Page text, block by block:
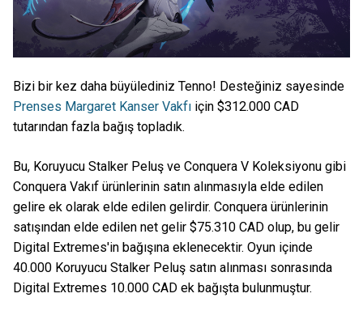
Bizi bir kez daha büyülediniz Tenno! Desteğiniz sayesinde
Prenses Margaret Kanser Vakfı için $312.000 CAD
tutarından fazla bağış topladık.
Bu, Koruyucu Stalker Peluş ve Conquera V Koleksiyonu gibi
Conquera Vakıf ürünlerinin satın alınmasıyla elde edilen
gelire ek olarak elde edilen gelirdir. Conquera ürünlerinin
satışından elde edilen net gelir $75.310 CAD olup, bu gelir
Digital Extremes'in bağışına eklenecektir. Oyun içinde
40.000 Koruyucu Stalker Peluş satın alınması sonrasında
Digital Extremes 10.000 CAD ek bağışta bulunmuştur.